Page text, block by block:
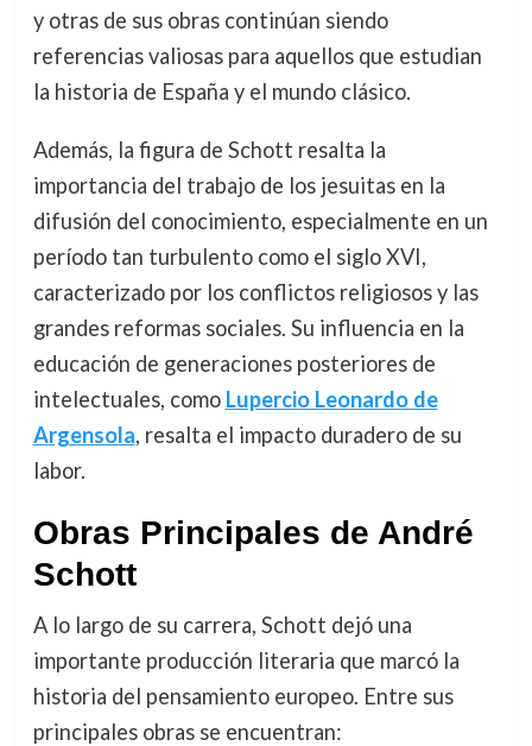
y otras de sus obras continúan siendo
referencias valiosas para aquellos que estudian
la historia de España y el mundo clásico.
Además, la figura de Schott resalta la
importancia del trabajo de los jesuitas en la
difusión del conocimiento, especialmente en un
período tan turbulento como el siglo XVI,
caracterizado por los conflictos religiosos y las
grandes reformas sociales. Su influencia en la
educación de generaciones posteriores de
intelectuales, como Lupercio Leonardo de
Argensola, resalta el impacto duradero de su
labor.
Obras Principales de André
Schott
A lo largo de su carrera, Schott dejó una
importante producción literaria que marcó la
historia del pensamiento europeo. Entre sus
principales obras se encuentran: